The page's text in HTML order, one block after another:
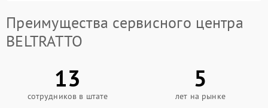
Преимущества сервисного центра
BELTRATTO
13
сотрудников в штате
5
лет на рынке